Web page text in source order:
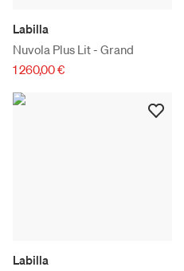
Labilla
Nuvola Plus Lit - Grand
1 260,00 €
Labilla